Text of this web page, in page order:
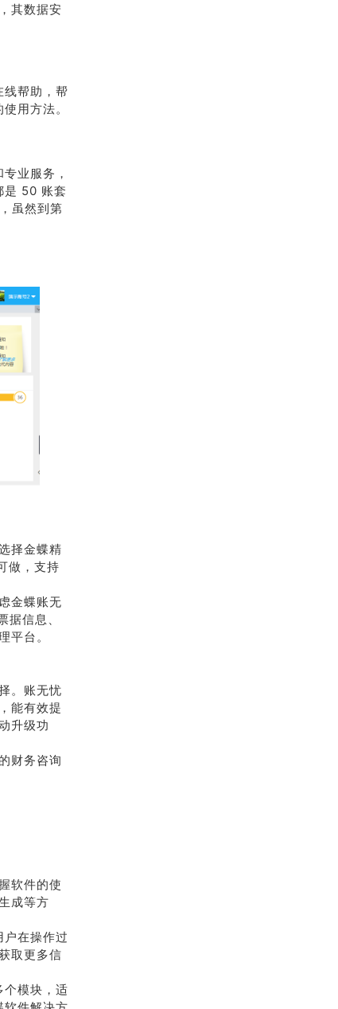
其数据安
线帮助，帮
用方法。
业服务，
是 50 账套
虽然到第
择金蝶精
做，支持
金蝶账无
信息、
平台。
。账无忧
能有效提
升级功
财务咨询
软件的使
成等方
在操作过
取更多信
个模块，适